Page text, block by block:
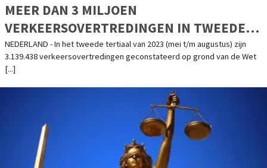
MEER DAN 3 MILJOEN
VERKEERSOVERTREDINGEN IN TWEEDE
TERTIAAL 2023
NEDERLAND - In het tweede tertiaal van 2023 (mei t/m augustus) zijn
3.139.438 verkeersovertredingen geconstateerd op grond van de Wet
[...]